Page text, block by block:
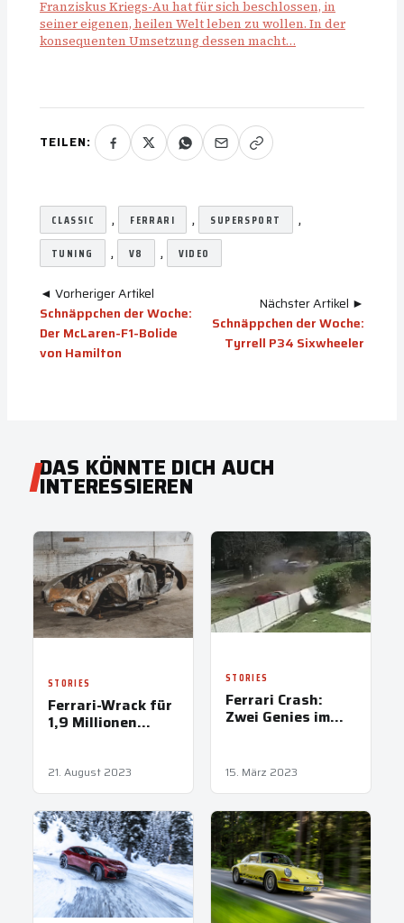
Franziskus Kriegs-Au hat für sich beschlossen, in
seiner eigenen, heilen Welt leben zu wollen. In der
konsequenten Umsetzung dessen macht…
TEILEN:
CLASSIC , FERRARI , SUPERSPORT ,
TUNING , V8 , VIDEO
◄ Vorheriger Artikel
Schnäppchen der Woche:
Der McLaren-F1-Bolide
von Hamilton
Nächster Artikel ►
Schnäppchen der Woche:
Tyrrell P34 Sixwheeler
DAS KÖNNTE DICH AUCH
INTERESSIEREN
STORIES
Ferrari-Wrack für
1,9 Millionen
21. August 2023
STORIES
Ferrari Crash:
Zwei Genies im
15. März 2023